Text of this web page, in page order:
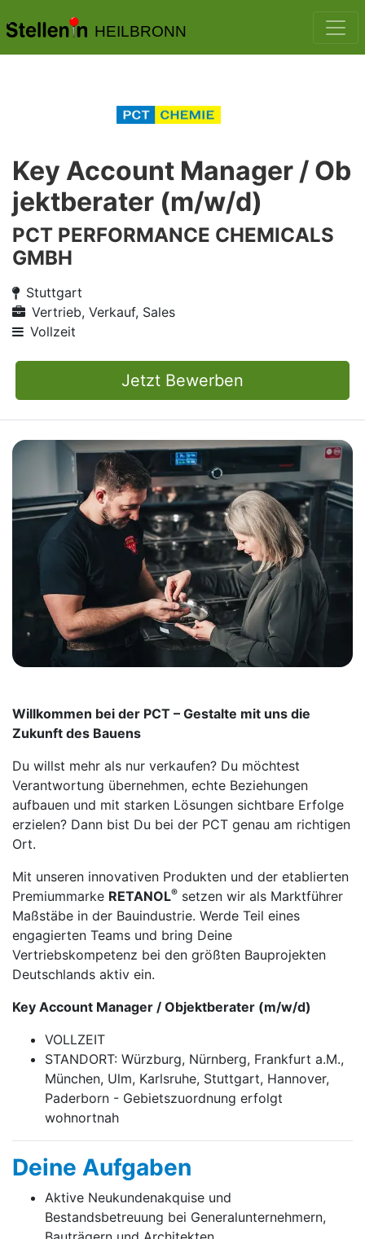
HEILBRONN
Key Account Manager / Ob
jektberater (m/w/d)
PCT PERFORMANCE CHEMICALS
GMBH
Stuttgart
Vertrieb, Verkauf, Sales
Vollzeit
Jetzt Bewerben
Willkommen bei der PCT – Gestalte mit uns die
Zukunft des Bauens
Du willst mehr als nur verkaufen? Du möchtest
Verantwortung übernehmen, echte Beziehungen
aufbauen und mit starken Lösungen sichtbare Erfolge
erzielen? Dann bist Du bei der PCT genau am richtigen
Ort.
Mit unseren innovativen Produkten und der etablierten
Premiummarke RETANOL® setzen wir als Marktführer
Maßstäbe in der Bauindustrie. Werde Teil eines
engagierten Teams und bring Deine
Vertriebskompetenz bei den größten Bauprojekten
Deutschlands aktiv ein.
Key Account Manager / Objektberater (m/w/d)
VOLLZEIT
STANDORT: Würzburg, Nürnberg, Frankfurt a.M.,
München, Ulm, Karlsruhe, Stuttgart, Hannover,
Paderborn - Gebietszuordnung erfolgt
wohnortnah
Deine Aufgaben
Aktive Neukundenakquise und
Bestandsbetreuung bei Generalunternehmern,